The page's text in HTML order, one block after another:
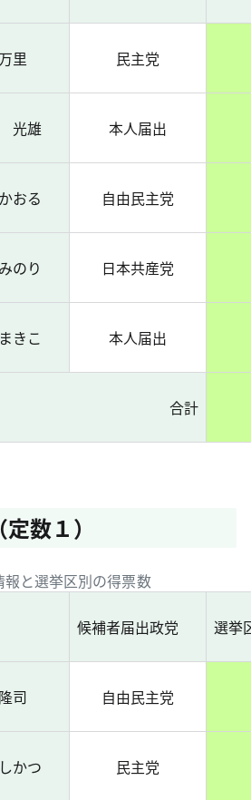
里 民主党
光雄 本人届出
おる 自由民主党
のり 日本共産党
きこ 本人届出
合計
数１）
と選挙区別の得票数
候補者届出政党 選挙
司 自由民主党
かつ 民主党